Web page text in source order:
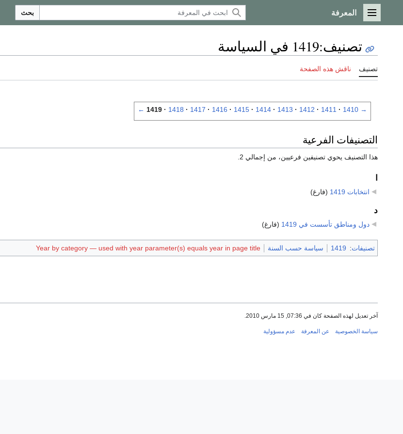
القائمة الرئيسية
المعرفة بحث
تصنيف:1419 في السياسة
تصنيف ناقش هذه الصفحة
→
1410
1411
1412
1413
1414
1415
1416
1417
1418
1419
←
التصنيفات الفرعية
هذا التصنيف يحوي تصنيفين فرعيين، من إجمالي 2.
انتخابات 1419 (فارغ)
د
دول ومناطق تأسست في 1419 (فارغ)
تصنيفات:
1419 سياسة حسب السنة Year by category — used with year parameter(s) equals year in page title
آخر تعديل لهذه الصفحة كان في 07:36, 15 مارس 2010.
سياسة الخصوصية عن المعرفة عدم مسؤولية